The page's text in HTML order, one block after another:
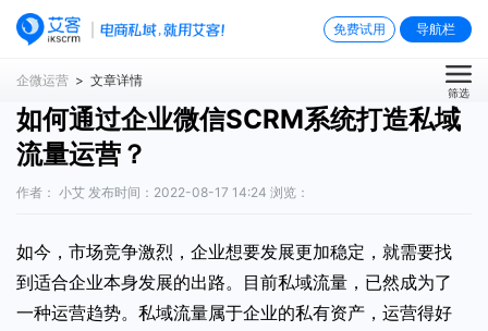
免费试用 导航栏
企微运营 > 文章详情
筛选
如何通过企业微信SCRM系统打造私域
流量运营？
作者： 小艾 发布时间：2022-08-17 14:24 浏览：
如今，市场竞争激烈，企业想要发展更加稳定，就需要找
到适合企业本身发展的出路。目前私域流量，已然成为了
一种运营趋势。私域流量属于企业的私有资产，运营得好